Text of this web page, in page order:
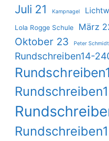
Juli 21 Kampnagel
Lola Rogge Schule März
Oktober 23 Peter Schmidt
Rundschreiben14-